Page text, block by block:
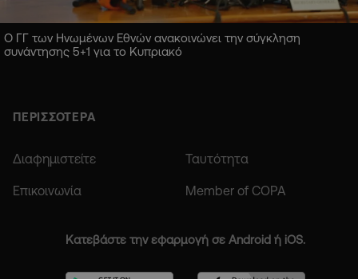
Ο ΓΓ των Ηνωμένων Εθνών ανακοινώνει την σύγκληση
συνάντησης 5+1 για το Κυπριακό
ΠΕΡΙΣΣΟΤΕΡΑ
Διαφημιστείτε Ταυτότητα
Επικοινωνία Member of COPA
Κατεβάστε την εφαρμογή σε Android ή iOS.